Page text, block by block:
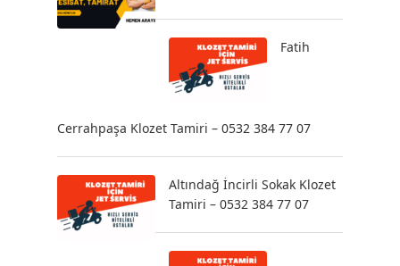
Fatih
Cerrahpaşa Klozet Tamiri – 0532 384 77 07
Altındağ İncirli Sokak Klozet
Tamiri – 0532 384 77 07